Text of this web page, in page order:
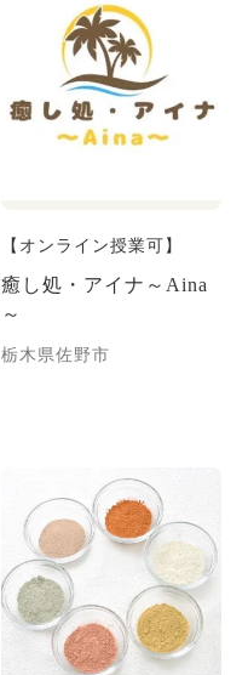
【オンライン授業可】
癒し処・アイナ～Aina
～
栃木県佐野市